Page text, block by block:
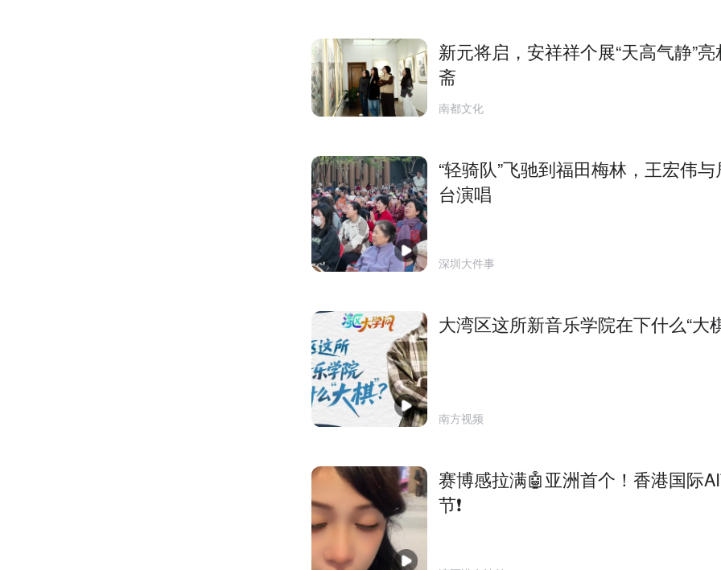
新元将启，安祥祥个展“天高气静”亮
斋
南都文化
“轻骑队”飞驰到福田梅林，王宏伟与
台演唱
深圳大件事
大湾区这所新音乐学院在下什么“大
南方视频
赛博感拉满🤖亚洲首个！香港国际
节❗️